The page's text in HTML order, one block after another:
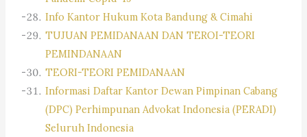
Info Kantor Hukum Kota Bandung & Cimahi
TUJUAN PEMIDANAAN DAN TEROI-TEORI
PEMINDANAAN
TEORI-TEORI PEMIDANAAN
Informasi Daftar Kantor Dewan Pimpinan Cabang
(DPC) Perhimpunan Advokat Indonesia (PERADI)
Seluruh Indonesia